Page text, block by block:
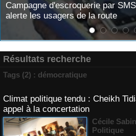
SMS : la Police nationale
Résultats recherche
Tags (2) : démocratique
Climat politique tendu : Cheikh
appel à la concertation
Cécile
Politique